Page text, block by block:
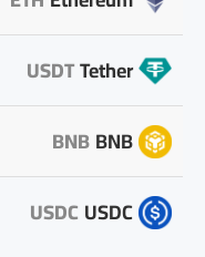
Tether
USDT
BNB
BNB
USDC
USDC